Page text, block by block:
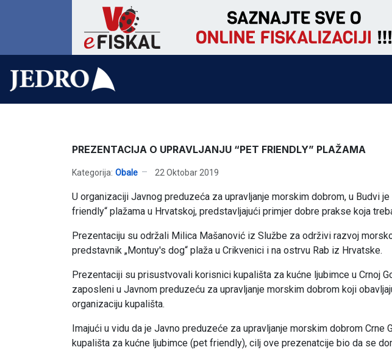
PREZENTACIJA O UPRAVLJANJU “PET FRIENDLY” PLAŽAMA
Kategorija: Obale 22 Oktobar 2019
U organizaciji Javnog preduzeća za upravljanje morskim dobrom, u Budvi
friendly“ plažama u Hrvatskoj, predstavljajući primjer dobre prakse koja
Prezentaciju su održali Milica Mašanović iz Službe za održivi razvoj
predstavnik „Montuy's dog“ plaža u Crikvenici i na ostrvu Rab iz Hrvatske.
Prezentaciji su prisustvovali korisnici kupališta za kućne ljubimce u Crnoj
zaposleni u Javnom preduzeću za upravljanje morskim dobrom koji
organizaciju kupališta.
Imajući u vidu da je Javno preduzeće za upravljanje morskim dobrom Crne
kupališta za kućne ljubimce (pet friendly), cilj ove prezenatcije bio da se